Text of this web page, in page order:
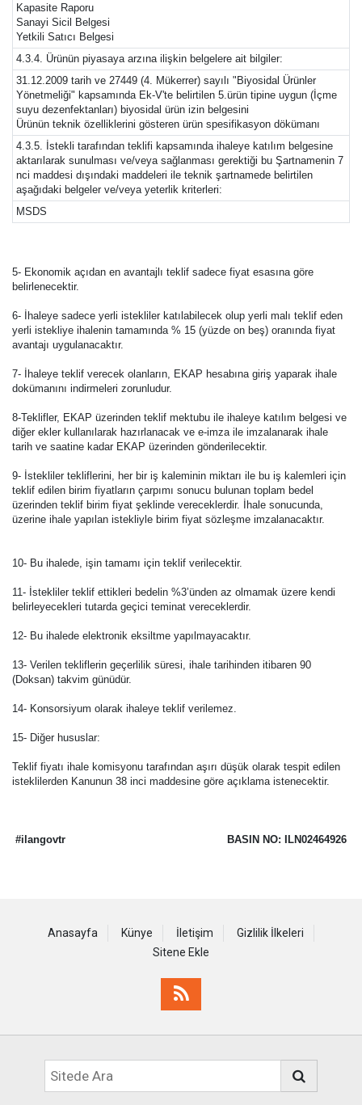
Kapasite Raporu
Sanayi Sicil Belgesi
Yetkili Satıcı Belgesi
4.3.4. Ürünün piyasaya arzına ilişkin belgelere ait bilgiler:
31.12.2009 tarih ve 27449 (4. Mükerrer) sayılı "Biyosidal Ürünler
Yönetmeliği" kapsamında Ek-V'te belirtilen 5.ürün tipine uygun (İçme
suyu dezenfektanları) biyosidal ürün izin belgesini
Ürünün teknik özelliklerini gösteren ürün spesifikasyon dökümanı
4.3.5. İstekli tarafından teklifi kapsamında ihaleye katılım belgesine
aktarılarak sunulması ve/veya sağlanması gerektiği bu Şartnamenin 7
nci maddesi dışındaki maddeleri ile teknik şartnamede belirtilen
aşağıdaki belgeler ve/veya yeterlik kriterleri:
MSDS
5- Ekonomik açıdan en avantajlı teklif sadece fiyat esasına göre
belirlenecektir.
6- İhaleye sadece yerli istekliler katılabilecek olup yerli malı teklif eden
yerli istekliye ihalenin tamamında % 15 (yüzde on beş) oranında fiyat
avantajı uygulanacaktır.
7- İhaleye teklif verecek olanların, EKAP hesabına giriş yaparak ihale
dokümanını indirmeleri zorunludur.
8-Teklifler, EKAP üzerinden teklif mektubu ile ihaleye katılım belgesi ve
diğer ekler kullanılarak hazırlanacak ve e-imza ile imzalanarak ihale
tarih ve saatine kadar EKAP üzerinden gönderilecektir.
9- İstekliler tekliflerini, her bir iş kaleminin miktarı ile bu iş kalemleri için
teklif edilen birim fiyatların çarpımı sonucu bulunan toplam bedel
üzerinden teklif birim fiyat şeklinde vereceklerdir. İhale sonucunda,
üzerine ihale yapılan istekliyle birim fiyat sözleşme imzalanacaktır.
10- Bu ihalede, işin tamamı için teklif verilecektir.
11- İstekliler teklif ettikleri bedelin %3’ünden az olmamak üzere kendi
belirleyecekleri tutarda geçici teminat vereceklerdir.
12- Bu ihalede elektronik eksiltme yapılmayacaktır.
13- Verilen tekliflerin geçerlilik süresi, ihale tarihinden itibaren 90
(Doksan) takvim günüdür.
14- Konsorsiyum olarak ihaleye teklif verilemez.
15- Diğer hususlar:
Teklif fiyatı ihale komisyonu tarafından aşırı düşük olarak tespit edilen
isteklilerden Kanunun 38 inci maddesine göre açıklama istenecektir.
#ilangovtr BASIN NO: ILN02464926
Anasayfa Künye İletişim
Gizlilik İlkeleri
Sitene Ekle